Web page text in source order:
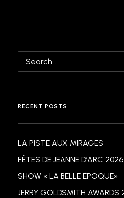
RECENT POSTS
LA PISTE AUX MIRAGES
FÊTES DE JEANNE D’ARC 2026
SHOW « LA BELLE ÉPOQUE»
JERRY GOLDSMITH AWARDS